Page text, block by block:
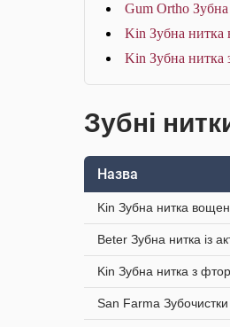
Gum Ortho
Kin Зубна нитка
Kin Зубна нитка
Зубні
Назва
Kin Зубна нитка
Beter Зубна нитка із
Kin Зубна нитка з
San Farma